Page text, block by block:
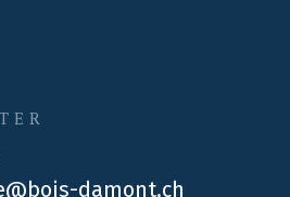
damont.ch